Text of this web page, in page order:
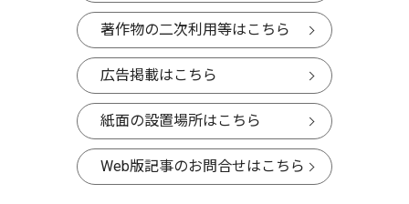
著作物の二次利用等はこちら
広告掲載はこちら
紙面の設置場所はこちら
Web版記事のお問合せはこちら